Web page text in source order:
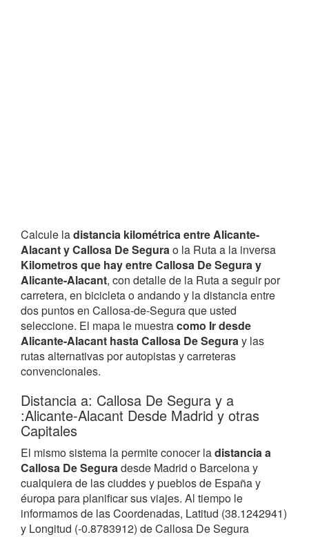
Calcule ladistancia kilométrica entre Alicante-
Alacant y Callosa De Segurao la Ruta a la inversa
Kilometros que hay entre Callosa De Segura y
Alicante-Alacant, con detalle de la Ruta a seguir por
carretera, en bicicleta o andando y la distancia entre
dos puntos en Callosa-de-Segura que usted
seleccione. El mapa le muestracomo Ir desde
Alicante-Alacant hasta Callosa De Seguray las
rutas alternativas por autopistas y carreteras
convencionales.
Distancia a: Callosa De Segura y a
:Alicante-Alacant Desde Madrid y otras
Capitales
El mismo sistema la permite conocer ladistancia a
Callosa De Seguradesde Madrid o Barcelona y
cualquiera de las ciuddes y pueblos de España y
éuropa para planificar sus viajes. Al tiempo le
informamos de las Coordenadas, Latitud (38.1242941)
y Longitud (-0.8783912) de Callosa De Segura